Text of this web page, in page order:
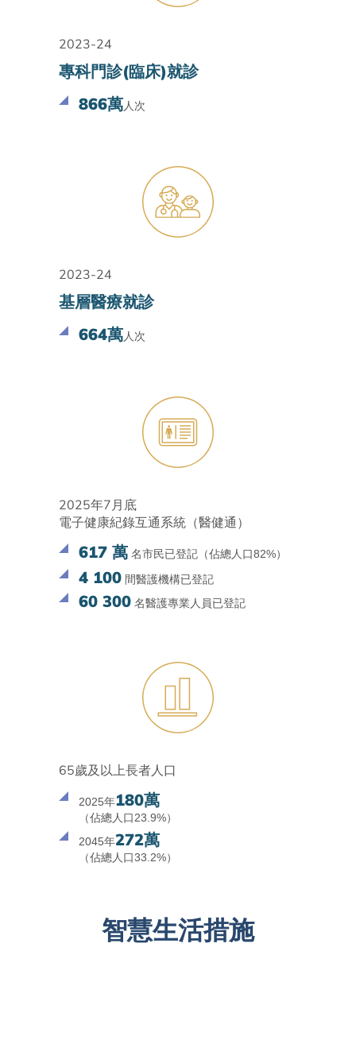
2023-24
專科門診(臨床)就診
866萬人次
2023-24
基層醫療就診
664萬人次
2025年7月底
電子健康紀錄互通系統（醫健通）
617 萬 名市民已登記（佔總人口82%）
4 100 間醫護機構已登記
60 300 名醫護專業人員已登記
65歲及以上長者人口
2025年180萬
（佔總人口23.9%）
2045年272萬
（佔總人口33.2%）
智慧生活措施